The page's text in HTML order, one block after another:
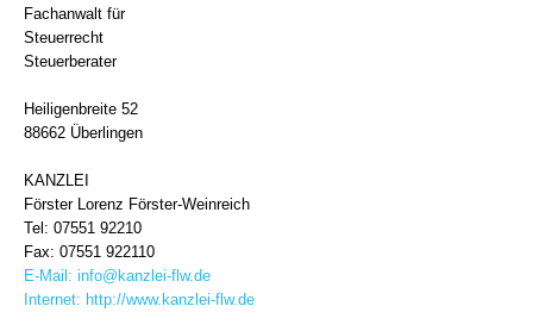
Fachanwalt für
Steuerrecht
Steuerberater
Heiligenbreite 52
88662 Überlingen
KANZLEI
Förster Lorenz Förster-Weinreich
Tel: 07551 92210
Fax: 07551 922110
E-Mail: info@kanzlei-flw.de
Internet: http://www.kanzlei-flw.de